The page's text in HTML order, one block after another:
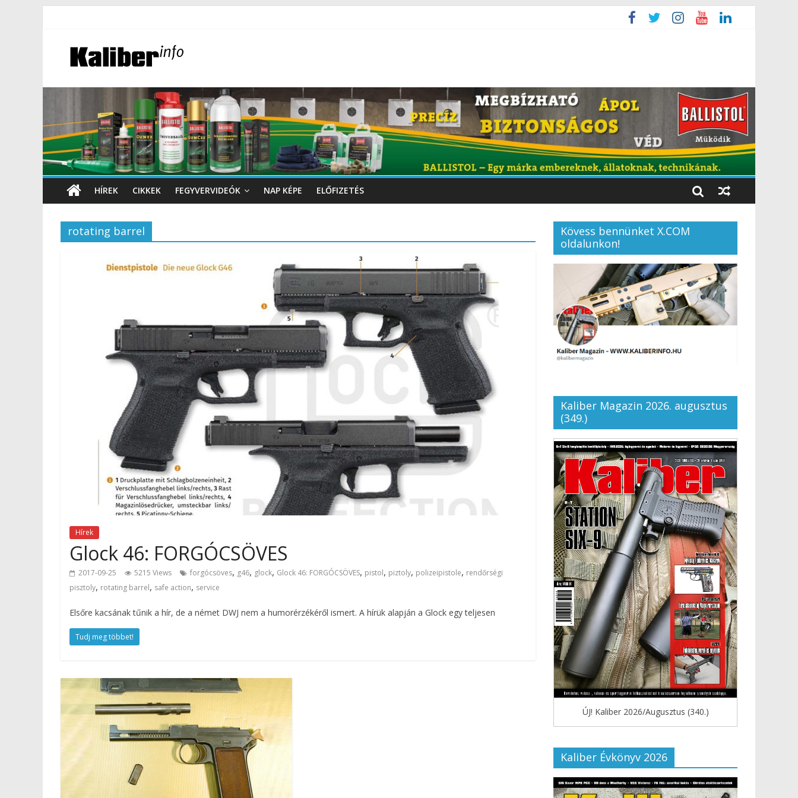
HÍREK CIKKEK FEGYVERVIDEÓK NAP KÉPE ELŐFIZETÉS
rotating barrel
Hírek
Glock 46: FORGÓCSÖVES
2017-09-25 5215 Views forgócsöves, g46, glock, Glock 46: FORGÓCSÖVES, pistol, piztoly, polizeipistole, rendőrségi
pisztoly, rotating barrel, safe action, service
Elsőre kacsának tűnik a hír, de a német DWJ nem a humorérzékéről ismert. A hírük alapján a Glock egy teljesen
Tudj meg többet!
Kövess bennünket X.COM
oldalunkon!
Kaliber Magazin 2026. augusztus
(349.)
ÚJ! Kaliber 2026/Augusztus (340.)
Kaliber Évkönyv 2026